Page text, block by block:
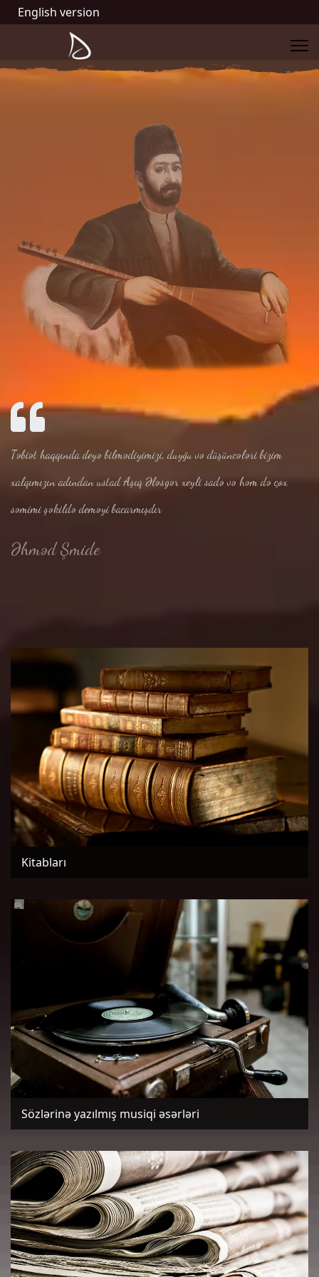
English version
Təbiət haqqında deyə bilmədiyimizi, duyğu və düşüncələri bizim
xalqımızın adından ustad Aşıq Ələsgər xeyli sadə və həm də çox
səmimi şəkildə deməyi bacarmışdır
Əhməd Şmide
Kitabları
Sözlərinə yazılmış musiqi əsərləri